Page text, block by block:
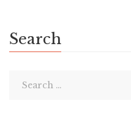
Search